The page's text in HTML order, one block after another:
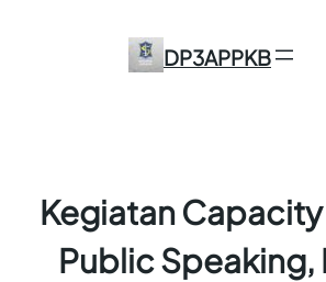
DP3APPKB
Kegiatan
Public Speaking,